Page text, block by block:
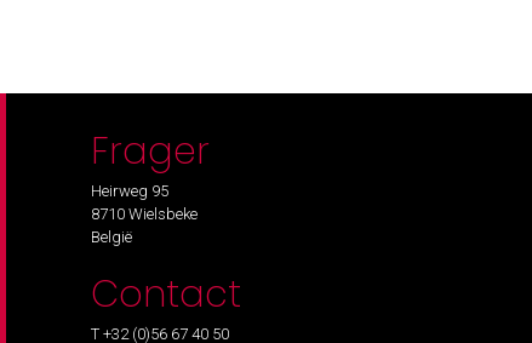
Frager
Heirweg 95
8710 Wielsbeke
België
Contact
T +32 (0)56 67 40 50